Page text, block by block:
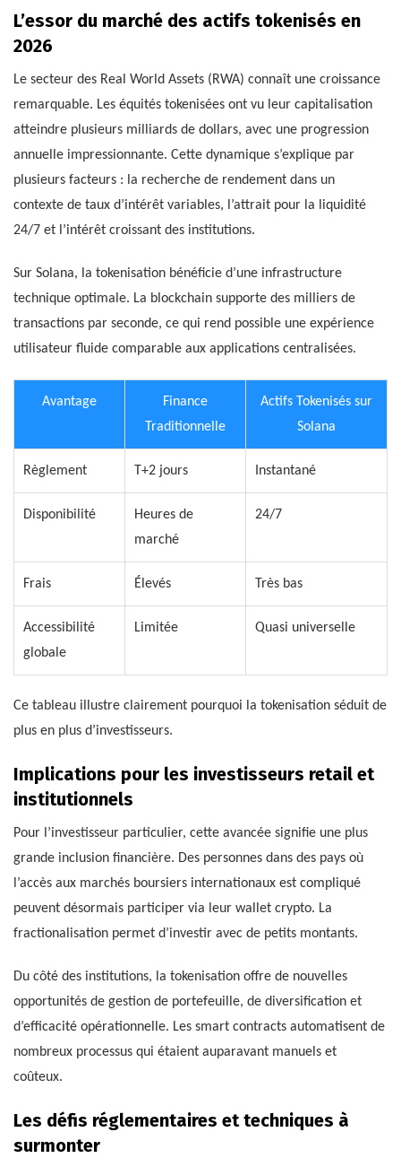
L’essor du marché des actifs tokenisés en
2026
Le secteur des Real World Assets (RWA) connaît une croissance
remarquable. Les équités tokenisées ont vu leur capitalisation
atteindre plusieurs milliards de dollars, avec une progression
annuelle impressionnante. Cette dynamique s’explique par
plusieurs facteurs : la recherche de rendement dans un
contexte de taux d’intérêt variables, l’attrait pour la liquidité
24/7 et l’intérêt croissant des institutions.
Sur Solana, la tokenisation bénéficie d’une infrastructure
technique optimale. La blockchain supporte des milliers de
transactions par seconde, ce qui rend possible une expérience
utilisateur fluide comparable aux applications centralisées.
Avantage
Finance
Traditionnelle
Actifs Tokenisés sur
Solana
Règlement T+2 jours Instantané
Disponibilité
Heures de
marché
24/7
Frais Élevés Très bas
Accessibilité
globale
Limitée Quasi universelle
Ce tableau illustre clairement pourquoi la tokenisation séduit de
plus en plus d’investisseurs.
Implications pour les investisseurs retail et
institutionnels
Pour l’investisseur particulier, cette avancée signifie une plus
grande inclusion financière. Des personnes dans des pays où
l’accès aux marchés boursiers internationaux est compliqué
peuvent désormais participer via leur wallet crypto. La
fractionalisation permet d’investir avec de petits montants.
Du côté des institutions, la tokenisation offre de nouvelles
opportunités de gestion de portefeuille, de diversification et
d’efficacité opérationnelle. Les smart contracts automatisent de
nombreux processus qui étaient auparavant manuels et
coûteux.
Les défis réglementaires et techniques à
surmonter